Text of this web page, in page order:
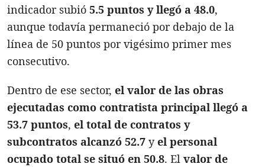
indicador subió 5.5 puntos y llegó a 48.0,
aunque todavía permaneció por debajo de la
línea de 50 puntos por vigésimo primer mes
consecutivo.
Dentro de ese sector, el valor de las obras
ejecutadas como contratista principal llegó a
53.7 puntos, el total de contratos y
subcontratos alcanzó 52.7 yel personal
ocupado total se situó en 50.8. El valor de